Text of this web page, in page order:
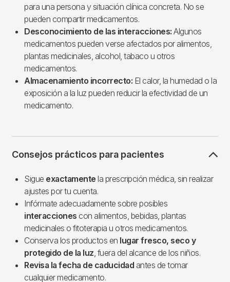
para una persona y situación clínica concreta. No se
pueden compartir medicamentos.
Desconocimiento de las interacciones: Algunos
medicamentos pueden verse afectados por alimentos,
plantas medicinales, alcohol, tabaco u otros
medicamentos.
Almacenamiento incorrecto: El calor, la humedad o la
exposición a la luz pueden reducir la efectividad de un
medicamento.
Consejos prácticos para pacientes
Sigue exactamente la prescripción médica, sin realizar
ajustes por tu cuenta.
Infórmate adecuadamente sobre posibles
interacciones con alimentos, bebidas, plantas
medicinales o fitoterapia u otros medicamentos.
Conserva los productos en lugar fresco, seco y
protegido de la luz , fuera del alcance de los niños.
Revisa la fecha de caducidad antes de tomar
cualquier medicamento.